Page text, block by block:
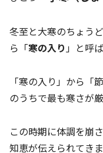
冬至と大寒のちょう
ら「寒の入り」と呼
「寒の入り」から「
のうちで最も寒さが
この時期に体調を崩
知恵が伝えられてき